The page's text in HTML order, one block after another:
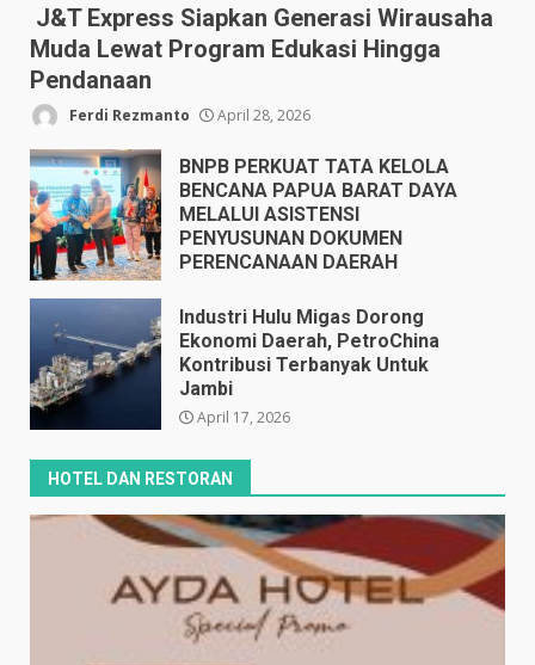
J&T Express Siapkan Generasi Wirausaha
Muda Lewat Program Edukasi Hingga
Pendanaan
Ferdi Rezmanto April 28, 2026
BNPB PERKUAT TATA KELOLA
BENCANA PAPUA BARAT DAYA
MELALUI ASISTENSI
PENYUSUNAN DOKUMEN
PERENCANAAN DAERAH
Industri Hulu Migas Dorong
Ekonomi Daerah, PetroChina
Kontribusi Terbanyak Untuk
Jambi
April 17, 2026
HOTEL DAN RESTORAN